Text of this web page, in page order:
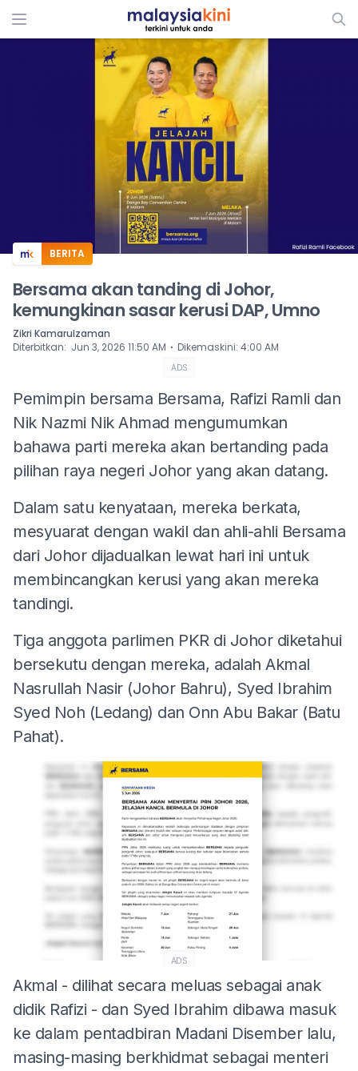
ADS
BERITA
Bersama akan tanding di Johor,
kemungkinan sasar kerusi DAP, Umno
Zikri Kamarulzaman
Diterbitkan: Jun 3, 2026 11:50 AM ⋅ Dikemaskini: 4:00 AM
ADS
Pemimpin bersama Bersama, Rafizi Ramli dan
Nik Nazmi Nik Ahmad mengumumkan
bahawa parti mereka akan bertanding pada
pilihan raya negeri Johor yang akan datang.
Dalam satu kenyataan, mereka berkata,
mesyuarat dengan wakil dan ahli-ahli Bersama
dari Johor dijadualkan lewat hari ini untuk
membincangkan kerusi yang akan mereka
tandingi.
Tiga anggota parlimen PKR di Johor diketahui
bersekutu dengan mereka, adalah Akmal
Nasrullah Nasir (Johor Bahru), Syed Ibrahim
Syed Noh (Ledang) dan Onn Abu Bakar (Batu
Pahat).
ADS
Akmal - dilihat secara meluas sebagai anak
didik Rafizi - dan Syed Ibrahim dibawa masuk
ke dalam pentadbiran Madani Disember lalu,
masing-masing berkhidmat sebagai menteri